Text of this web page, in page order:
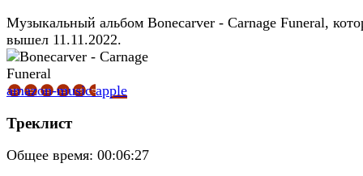
Музыкальный альбом Bonecarver - Carnage Funeral,
вышел 11.11.2022.
amazon-musicapple
Треклист
Общее время: 00:06:27